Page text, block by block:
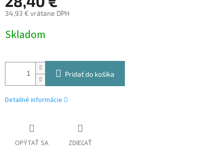
34,93 € vrátane DPH
cena:
Skladom
Pridať do košíka
Detailné informácie
OPÝTAŤ SA ZDIEĽAŤ